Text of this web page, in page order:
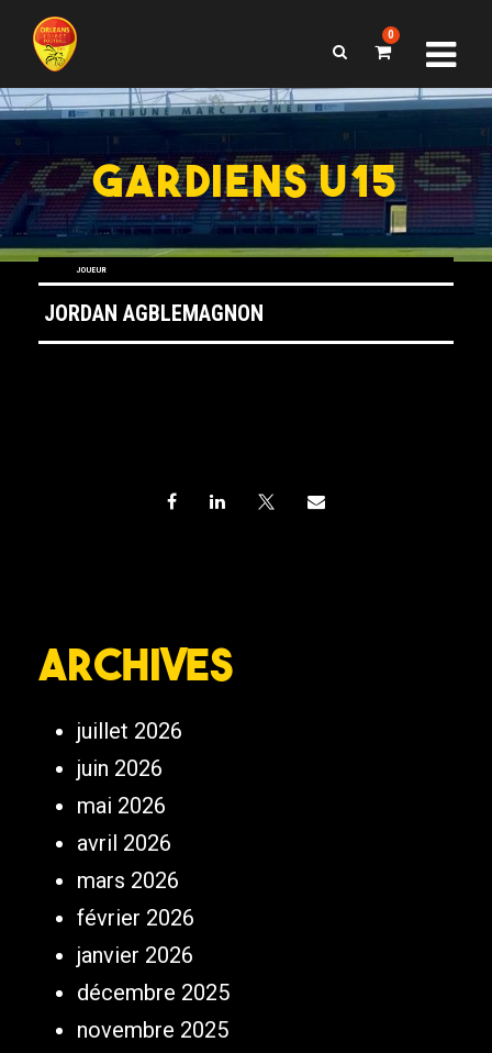
0
GARDIENS U15
GARDIENS U15
JOUEUR
JORDAN AGBLEMAGNON
Archives
juillet 2026
juin 2026
mai 2026
avril 2026
mars 2026
février 2026
janvier 2026
décembre 2025
novembre 2025